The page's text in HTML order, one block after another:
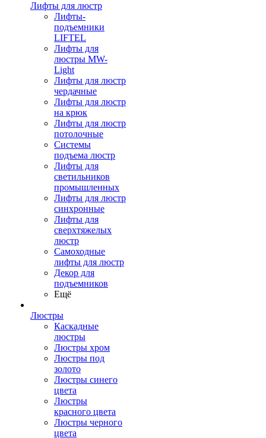
Лифты для люстр
Лифты-
подъемники
LIFTEL
Лифты для
люстры MW-
Light
Лифты для люстр
чердачные
Лифты для люстр
на крюк
Лифты для люстр
потолочные
Системы
подъема люстр
Лифты для
светильников
промышленных
Лифты для люстр
синхронные
Лифты для
сверхтяжелых
люстр
Самоходные
лифты для люстр
Декор для
подъемников
Ещё
Люстры
Каскадные
люстры
Люстры хром
Люстры под
золото
Люстры синего
цвета
Люстры
красного цвета
Люстры черного
цвета